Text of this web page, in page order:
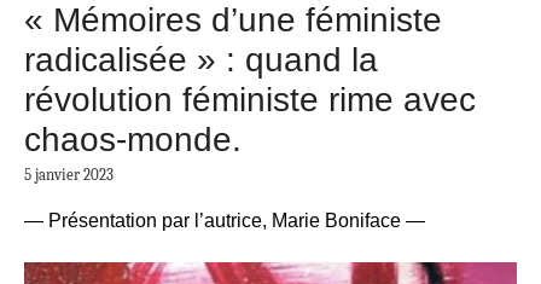
« Mémoires d’une féministe
radicalisée » : quand la
révolution féministe rime avec
chaos-monde.
5 janvier 2023
— Présentation par l’autrice, Marie Boniface —